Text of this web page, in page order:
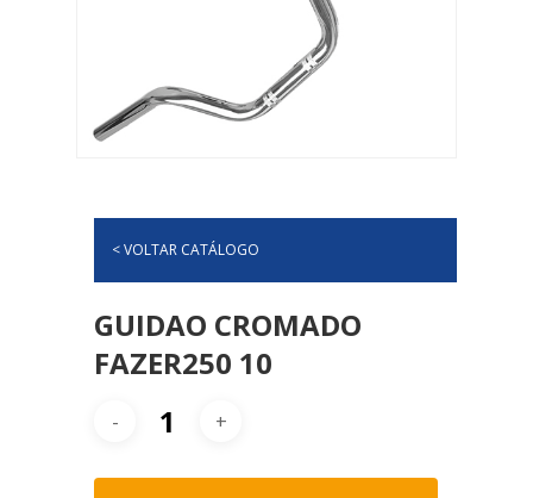
< VOLTAR CATÁLOGO
GUIDAO CROMADO
FAZER250 10